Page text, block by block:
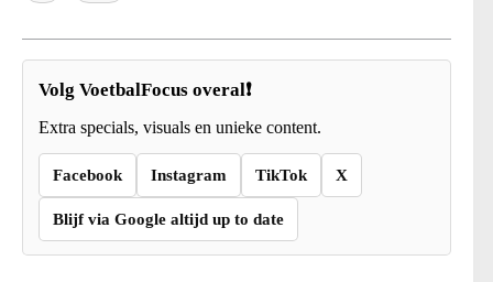
Volg VoetbalFocus overal❗
Extra specials, visuals en unieke content.
Facebook Instagram TikTok X
Blijf via Google altijd up to date